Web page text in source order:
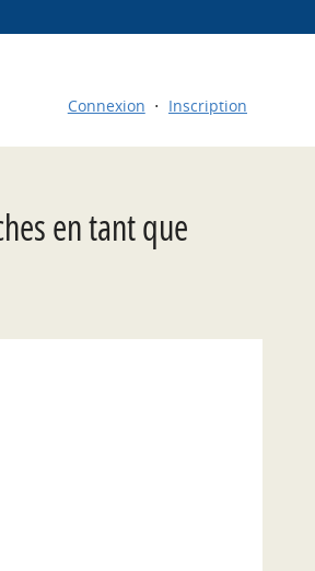
Connexion Inscription
en tant que